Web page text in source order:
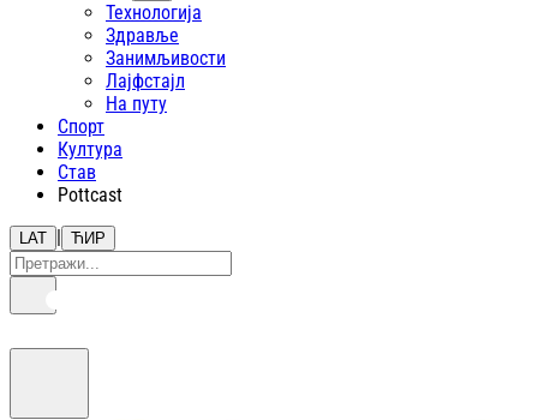
Технологија
Здравље
Занимљивости
Лајфстajл
На путу
Спорт
Култура
Став
Pottcast
LAT | ЋИР